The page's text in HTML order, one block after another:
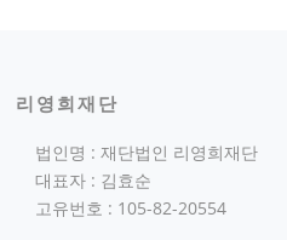
리영희재단
법인명 : 재단법인 리영희재단
대표자 : 김효순
고유번호 : 105-82-20554